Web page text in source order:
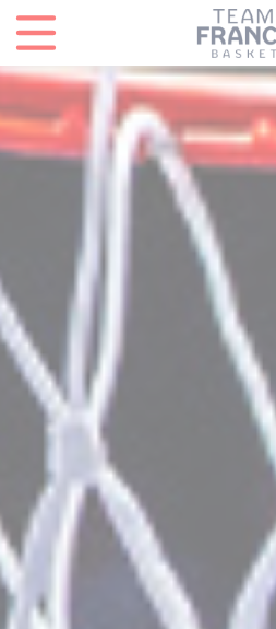
Panneau de gestion des cookies